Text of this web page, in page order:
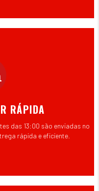
RÁPIDA
das 13:00 são enviadas no
rápida e eficiente.